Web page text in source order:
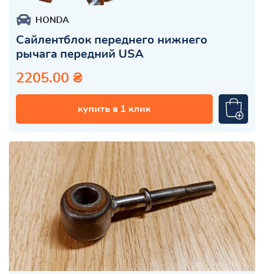
HONDA
Сайлентблок переднего нижнего
рычага передний USA
2205.00 ₴
купить в 1 клик